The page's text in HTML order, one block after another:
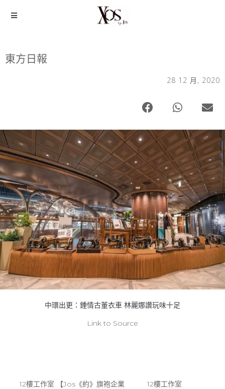
東方日報
28 12 月, 2020
中環出更：鍾情古董衣車 林麗娜讚玩味十足
Link to Source
12樓工作室 【Jos《約》旗袍企業
12樓工作室